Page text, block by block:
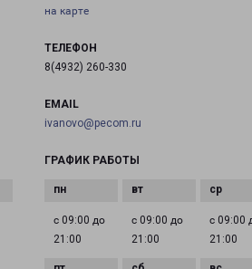
на карте
ТЕЛЕФОН
8(4932) 260-330
EMAIL
ivanovo@pecom.ru
ГРАФИК РАБОТЫ
с 09:00 до
21:00
с 09:00 до
21:00
с 09:00
21:00